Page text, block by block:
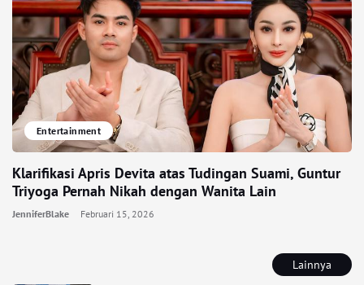
Lainnya
Entertainment
Klarifikasi Apris Devita atas Tudingan Suami, Guntur
Triyoga Pernah Nikah dengan Wanita Lain
JenniferBlake Februari 15, 2026